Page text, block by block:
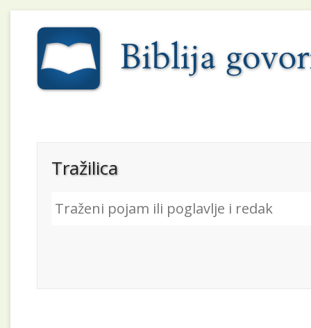
Tražilica